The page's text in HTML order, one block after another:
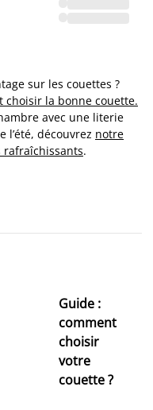
sur les couettes ?
choisir la bonne couette.
avec une literie
l’été, découvrez notre
.
Guide :
comment
choisir
votre
couette ?